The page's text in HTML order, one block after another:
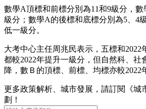
數學A頂標和前標分別為11和9級分，
級分；數學A的後標和底標分別為5、4
低一級分。
大考中心主任周兆民表示，五標和2022
都較2022年提升一級分，但自然科、社
降，數Ｂ的頂標、前標、均標亦較2022
更多政策解析、城市發展，請訂閱《城
劃！